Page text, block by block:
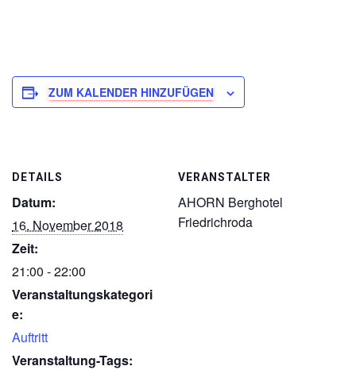
ZUM KALENDER HINZUFÜGEN
DETAILS
Datum:
16. November 2018
Zeit:
21:00 - 22:00
Veranstaltungskategori
e:
Auftritt
Veranstaltung-Tags:
VERANSTALTER
AHORN Berghotel
Friedrichroda